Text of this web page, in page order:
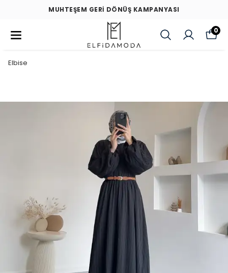
MUHTEŞEM GERİ DÖNÜŞ KAMPANYASI
0
Elbise